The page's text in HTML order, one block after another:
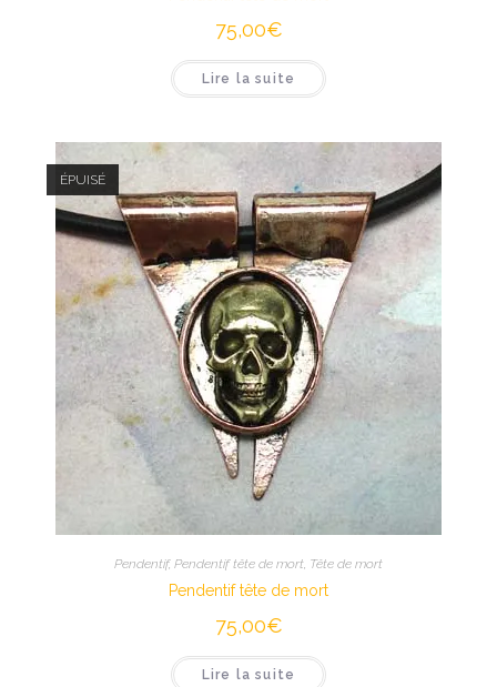
75,00€
Lire la suite
ÉPUISÉ
Pendentif, Pendentif tête de mort, Tête de mort
Pendentif tête de mort
75,00€
Lire la suite